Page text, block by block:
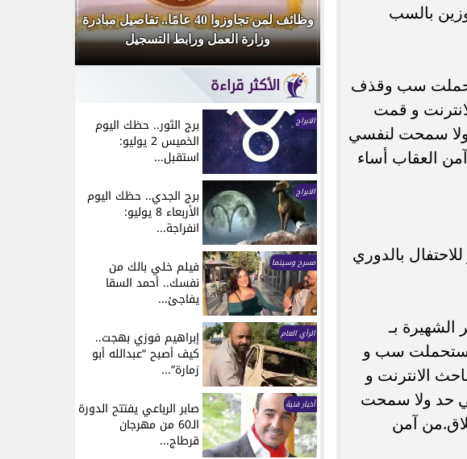
بالسب
سب وقذف
و قمت
سمحت لنفسي
العقاب أساء
بالدوري
الشهيرة بـ
استحملت سب و
الانترنت و
حد ولا سمحت
آمن
في «الحريف» بدل أحمد
وظائف لمن تجاوزوا 40 عامًا.. تفاصيل مبادرة
وزارة العمل ورابط التسجيل
الأكثر قراءة
الابراج برج الثور.. حظك اليوم
الخميس 2 يوليو:
استقبل...
الابراج برج الجدي.. حظك اليوم
الأربعاء 8 يوليو:
انفراجة...
مسرح وسينما فيلم خلي بالك من
نفسك.. أحمد السقا
يفاجئ...
الرأي العام إبراهيم فوزي بهجت..
كيف أصبح “عبدالله أبو
زمارة”...
أخبار فنية صابر الرباعي يفتتح الدورة
الـ60 من مهرجان
قرطاج...